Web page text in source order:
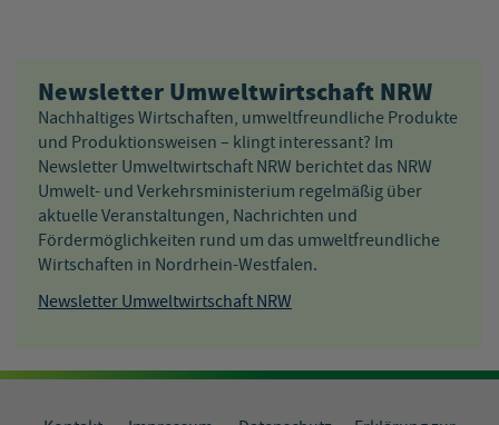
Newsletter Umweltwirtschaft NRW
Nachhaltiges Wirtschaften, umweltfreundliche Produkte
und Produktionsweisen – klingt interessant? Im
Newsletter Umweltwirtschaft NRW berichtet das NRW
Umwelt- und Verkehrsministerium regelmäßig über
aktuelle Veranstaltungen, Nachrichten und
Fördermöglichkeiten rund um das umweltfreundliche
Wirtschaften in Nordrhein-Westfalen.
Newsletter Umweltwirtschaft NRW